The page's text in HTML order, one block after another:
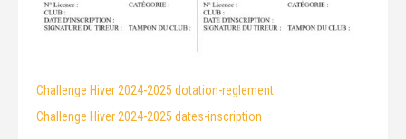
Challenge Hiver 2024-2025 dotation-reglement
Challenge Hiver 2024-2025 dates-inscription